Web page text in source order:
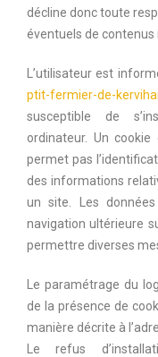
décline donc toute
éventuels de contenus
L’utilisateur est
ptit-fermier-de-
susceptible de
ordinateur. Un
permet pas
des informations
un site. Les
navigation ultérieure
permettre diverses
Le paramétrage du
de la présence de
manière décrite à
Le refus